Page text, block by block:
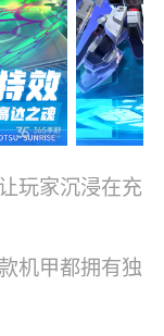
玩家沉浸在充
机甲都拥有独